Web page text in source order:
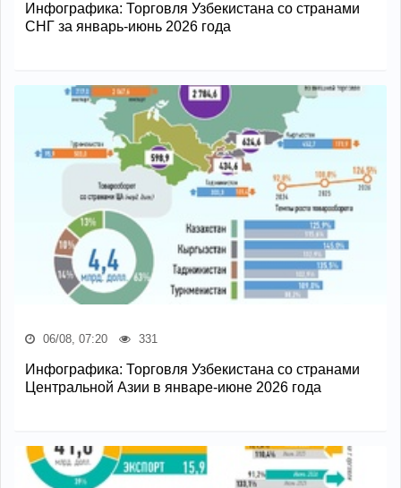
Инфографика: Торговля Узбекистана со странами
СНГ за январь-июнь 2026 года
06/08, 07:20 331
Инфографика: Торговля Узбекистана со странами
Центральной Азии в январе-июне 2026 года